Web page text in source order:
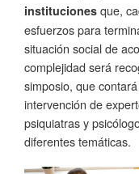
instituciones que,
esfuerzos para
situación social de
complejidad será
simposio, que
intervención de
psiquiatras y
diferentes temáticas.